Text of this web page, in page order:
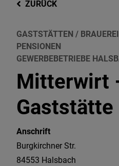
ZURÜCK
GASTSTÄTTEN /
PENSIONEN
GEWERBEBETRIEBE
Mitterwirt
Gaststätte
Anschrift
Burgkirchner Str.
84553 Halsbach